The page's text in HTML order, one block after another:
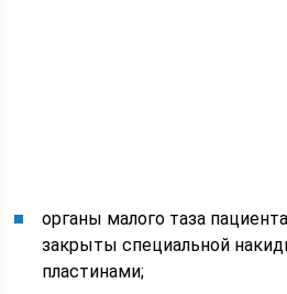
органы малого таза
закрыты специальной
пластинами;